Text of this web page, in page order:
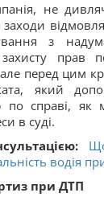
не
з
прав
перед цим
який
по справі,
в суді.
водія
при ДТП